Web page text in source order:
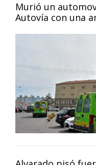
Murió un
Autovía con una